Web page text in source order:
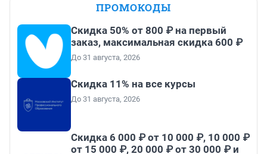
ПРОМОКОДЫ
Скидка 50% от 800 ₽ на первый
заказ, максимальная скидка 600 ₽
До 31 августа, 2026
Скидка 11% на все курсы
До 31 августа, 2026
Скидка 6 000 ₽ от 10 000 ₽, 10 000 ₽
от 15 000 ₽, 20 000 ₽ от 30 000 ₽ и